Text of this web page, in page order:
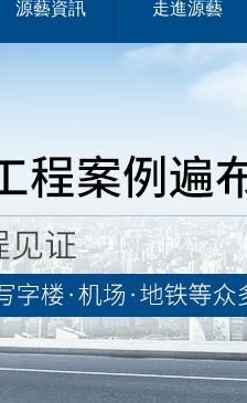
源藝資訊 走進源藝